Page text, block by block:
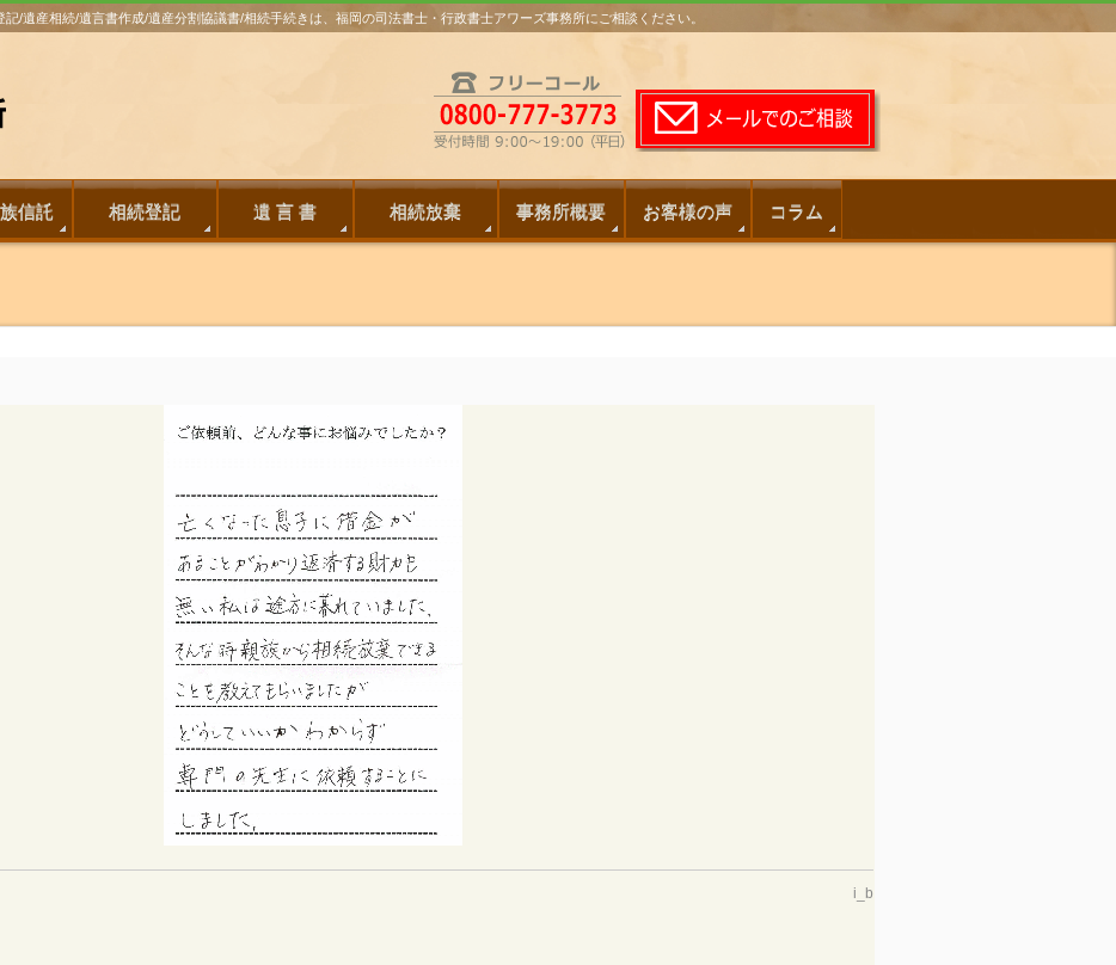
/遺産相続/遺言書作成/遺産分割協議書/相続手続きは、福岡の司法書士・行政書士アワーズ事務所にご相談ください。
信託 相続登記 遺 言 書 相続放棄 事務所概要 お客様の声 コラム
i_b